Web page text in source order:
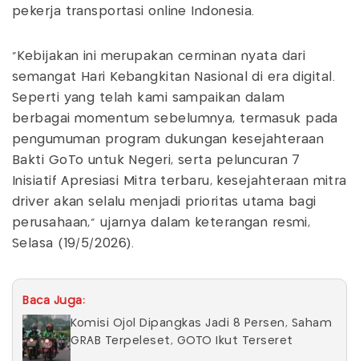
pekerja transportasi online Indonesia.
“Kebijakan ini merupakan cerminan nyata dari
semangat Hari Kebangkitan Nasional di era digital.
Seperti yang telah kami sampaikan dalam
berbagai momentum sebelumnya, termasuk pada
pengumuman program dukungan kesejahteraan
Bakti GoTo untuk Negeri, serta peluncuran 7
Inisiatif Apresiasi Mitra terbaru, kesejahteraan mitra
driver akan selalu menjadi prioritas utama bagi
perusahaan," ujarnya dalam keterangan resmi,
Selasa (19/5/2026).
Baca Juga:
Komisi Ojol Dipangkas Jadi 8 Persen, Saham
GRAB Terpeleset, GOTO Ikut Terseret